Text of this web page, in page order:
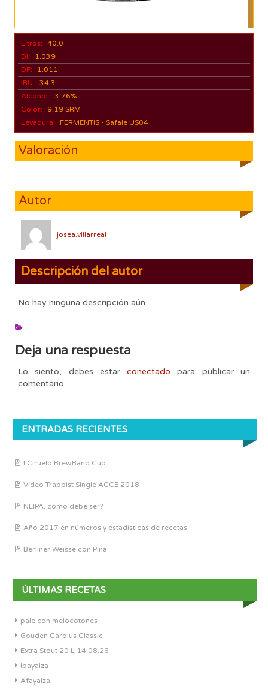
Litros: 40.0
DI:
1.039
DF:
1.011
IBU: 34.3
Alcohol: 3.76%
Color:
9.19 SRM
Levadura: FERMENTIS - Safale US04
Valoración
Autor
josea.villarreal
Descripción del autor
No hay ninguna descripción aún
Deja una respuesta
Lo siento, debes estarconectado para publicar un
comentario.
ENTRADAS RECIENTES
I Ciruelo BrewBand Cup
Vídeo Trappist Single ACCE 2018
NEIPA, cómo debe ser?
Año 2017 en números y estadísticas de recetas
Berliner Weisse con Piña
ÚLTIMAS RECETAS
pale con melocotones
Gouden Carolus Classic
Extra Stout 20 L 14.08.26
ipayaiza
Afayaiza